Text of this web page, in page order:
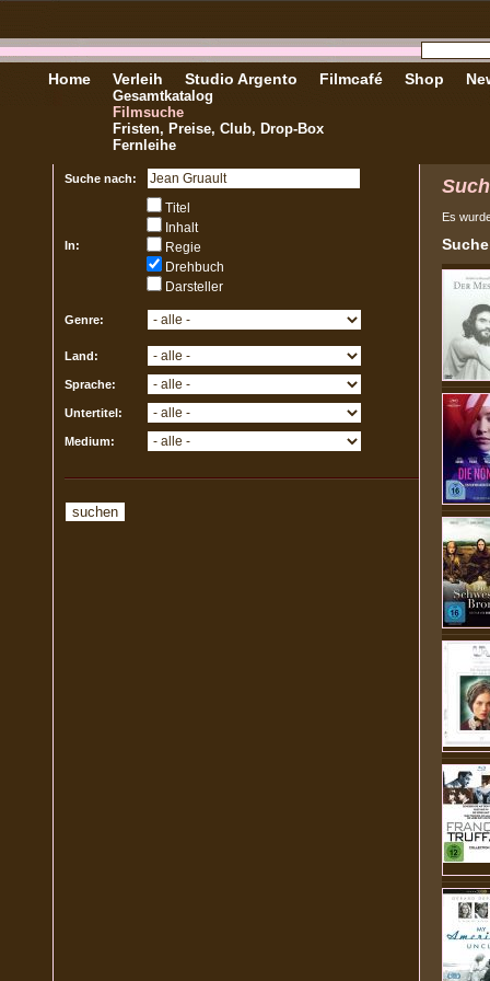
Home Verleih
Gesamtkatalog
Filmsuche
Fristen, Preise, Club, Drop-Box
Fernleihe
Studio Argento Filmcafé Shop
Suche nach:
In:
Titel
Inhalt
Regie
Drehbuch
Darsteller
Genre:
Land:
Sprache:
Untertitel:
Medium:
Es